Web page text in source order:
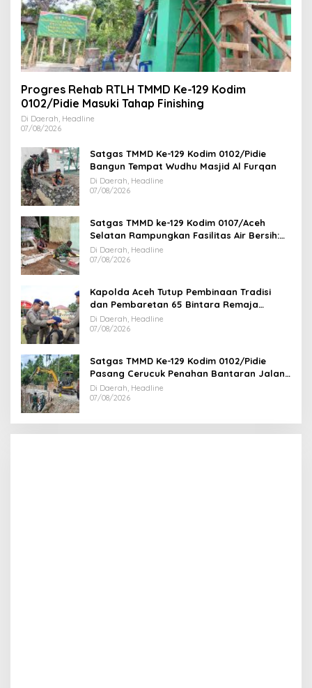
Progres Rehab RTLH TMMD Ke-129 Kodim
0102/Pidie Masuki Tahap Finishing
Di Daerah, Headline
07/08/2026
Satgas TMMD Ke-129 Kodim 0102/Pidie
Bangun Tempat Wudhu Masjid Al Furqan
Di Daerah, Headline
07/08/2026
Satgas TMMD ke-129 Kodim 0107/Aceh
Selatan Rampungkan Fasilitas Air Bersih:
Tapak Tower Mulai Dipasang
Di Daerah, Headline
07/08/2026
Kapolda Aceh Tutup Pembinaan Tradisi
dan Pembaretan 65 Bintara Remaja
Satbrimob Polda Aceh
Di Daerah, Headline
07/08/2026
Satgas TMMD Ke-129 Kodim 0102/Pidie
Pasang Cerucuk Penahan Bantaran Jalan,
Perkuat Fondasi Jembatan
Di Daerah, Headline
07/08/2026